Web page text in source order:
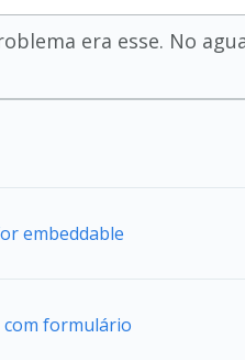
era esse. No
embeddable
formulário